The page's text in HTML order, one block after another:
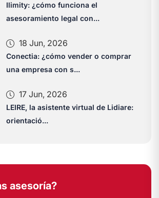
Ilimity: ¿cómo funciona el
asesoramiento legal con...
18 Jun, 2026
Conectia: ¿cómo vender o comprar
una empresa con s...
17 Jun, 2026
LEIRE, la asistente virtual de Lidiare:
orientació...
asesoría?